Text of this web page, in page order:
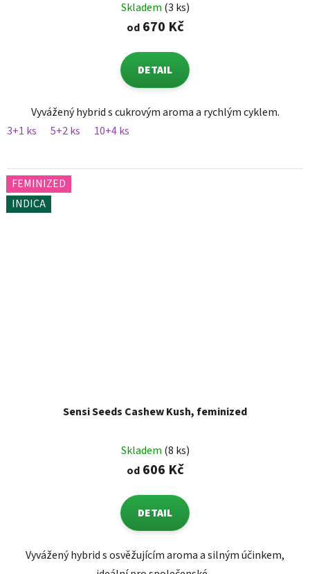
Skladem (3 ks)
od670 Kč
DETAIL
Vyvážený hybrid s cukrovým aroma a rychlým cyklem.
3+1 ks
5+2 ks 10+4 ks
FEMINIZED
INDICA
Sensi Seeds Cashew Kush, feminized
Skladem (8 ks)
od606 Kč
DETAIL
Vyvážený hybrid s osvěžujícím aroma a silným účinkem,